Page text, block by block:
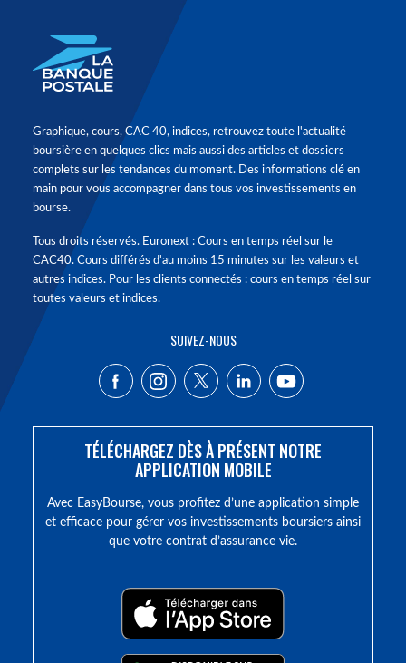
Graphique, cours, CAC 40, indices, retrouvez toute l'actualité
boursière en quelques clics mais aussi des articles et dossiers
complets sur les tendances du moment. Des informations clé en
main pour vous accompagner dans tous vos investissements en
bourse.
Tous droits réservés. Euronext : Cours en temps réel sur le
CAC40. Cours différés d'au moins 15 minutes sur les valeurs et
autres indices. Pour les clients connectés : cours en temps réel sur
toutes valeurs et indices.
SUIVEZ-NOUS
TÉLÉCHARGEZ DÈS À PRÉSENT NOTRE
APPLICATION MOBILE
Avec EasyBourse, vous profitez d’une application simple
et efficace pour gérer vos investissements boursiers ainsi
que votre contrat d’assurance vie.